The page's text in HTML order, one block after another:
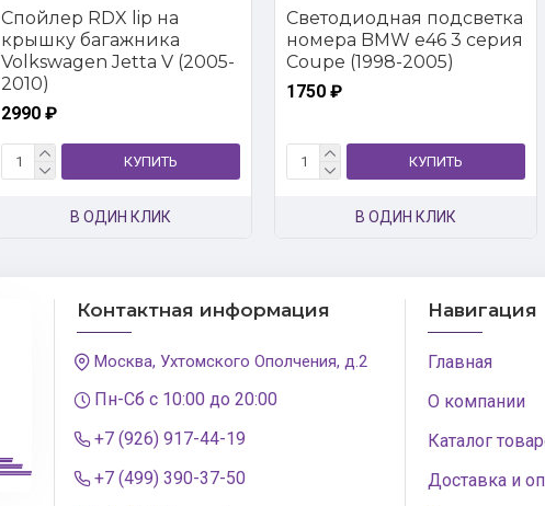
Спойлер RDX lip на
крышку багажника
Volkswagen Jetta V (2005-
2010)
2990 ₽
КУПИТЬ
В ОДИН КЛИК
Светодиодная подсветка
номера BMW e46 3 серия
Coupe (1998-2005)
1750 ₽
КУПИТЬ
В ОДИН КЛИК
Контактная информация
Москва, Ухтомского Ополчения, д.2
Пн-Сб с 10:00 до 20:00
+7 (926) 917-44-19
+7 (499) 390-37-50
Навигация
Главная
О компании
Каталог
Доставка и